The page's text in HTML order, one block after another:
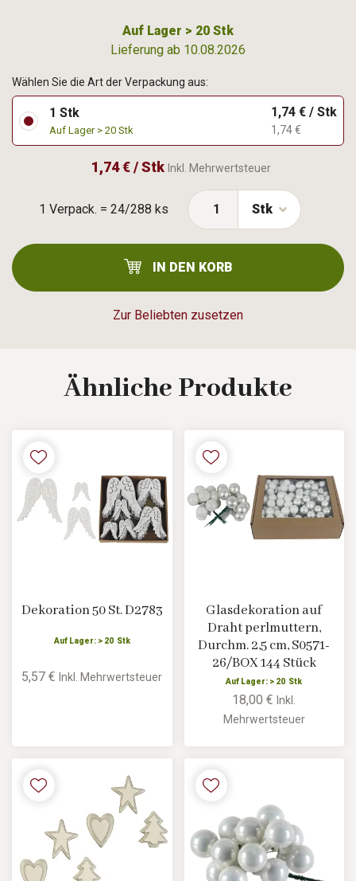
Auf Lager > 20 Stk
Lieferung ab 10.08.2026
1 Verpack. = 24/288 ks
Zur Beliebten zusetzen
Wählen Sie die Art der Verpackung aus:
1 Stk
Auf Lager > 20 Stk
1,74 € / Stk
1,74 €
1,74 € / Stk Inkl. Mehrwertsteuer
Stk
IN DEN KORB
Ähnliche Produkte
Dekoration 50 St. D2783
Auf Lager: > 20 Stk
5,57 €Inkl. Mehrwertsteuer
Glasdekoration auf
Draht perlmuttern,
Durchm. 2,5 cm, S0571-
26/BOX 144 Stück
Auf Lager: > 20 Stk
18,00 €Inkl.
Mehrwertsteuer